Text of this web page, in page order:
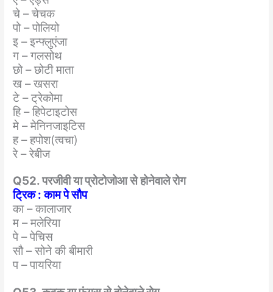
चे – चेचक
पो – पोलियो
इ – इन्फ्लुएंजा
ग – गलसोथ
छो – छोटी माता
ख – खसरा
टे – ट्रेकोमा
हि – हिपेटाइटोस
मे – मेनिनजाइटिस
ह – हपोश(त्वचा)
रे – रेबीज
Q52. परजीवी या प्रोटोजोआ से होनेवाले रोग
ट्रिक : काम पे सौप
का – कालाजार
म – मलेरिया
पे – पेचिस
सौ – सोने की बीमारी
प – पायरिया